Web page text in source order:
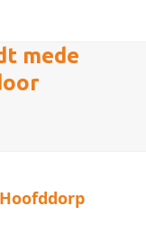
mede